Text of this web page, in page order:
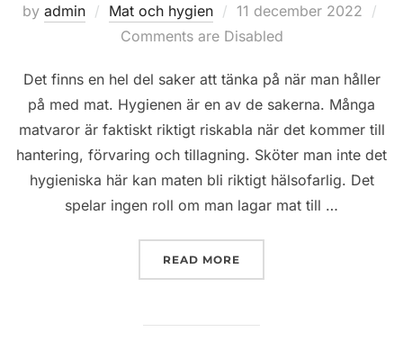
by admin Mat och hygien
Posted
on
11 december 2022
Comments are Disabled
Det finns en hel del saker att tänka på när man håller
på med mat. Hygienen är en av de sakerna. Många
matvaror är faktiskt riktigt riskabla när det kommer till
hantering, förvaring och tillagning. Sköter man inte det
hygieniska här kan maten bli riktigt hälsofarlig. Det
spelar ingen roll om man lagar mat till …
READ MORE